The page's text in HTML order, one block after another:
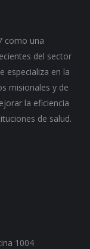
como una
del sector
especializa en la
misionales y de
la eficiencia
de salud.
1004